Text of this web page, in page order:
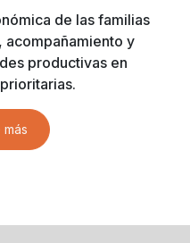
de las familias
acompañamiento y
productivas en